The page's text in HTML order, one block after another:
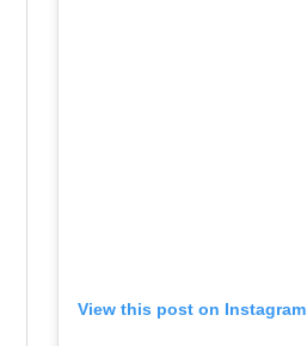
View this post on Instagram